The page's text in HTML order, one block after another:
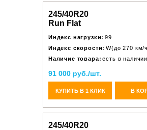
245/40R20
Run Flat
Индекс нагрузки: 99
Индекс скорости: W(до 270 км/
Наличие товара: есть в наличии
91 000 руб./шт.
КУПИТЬ В 1 КЛИК В
245/40R20